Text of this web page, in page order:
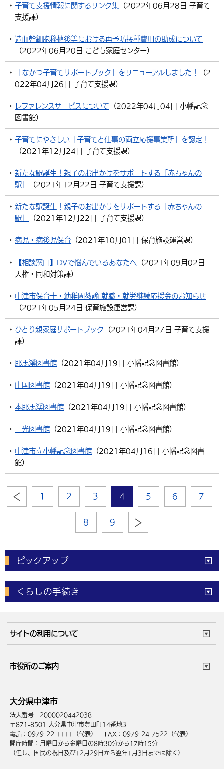
子育て支援情報に関するリンク集 （2022年06月28日 子育て
支援課）
造血幹細胞移植後等における再予防接種費用の助成について
（2022年06月20日 こども家庭センター）
「なかつ子育てサポートブック」をリニューアルしました！ （2
022年04月26日 子育て支援課）
レファレンスサービスについて （2022年04月04日 小幡記念
図書館）
子育てにやさしい「子育てと仕事の両立応援事業所」を認定！
（2021年12月24日 子育て支援課）
新たな駅誕生！親子のお出かけをサポートする「赤ちゃんの
駅」
（2021年12月22日 子育て支援課）
新たな駅誕生！親子のお出かけをサポートする「赤ちゃんの
駅」
（2021年12月22日 子育て支援課）
病児・病後児保育 （2021年10月01日 保育施設運営課）
【相談窓口】DVで悩んでいるあなたへ （2021年09月02日
人権・同和対策課）
中津市保育士・幼稚園教諭 就職・就労継続応援金のお知らせ
（2021年05月24日 保育施設運営課）
ひとり親家庭サポートブック （2021年04月27日 子育て支援
課）
耶馬溪図書館 （2021年04月19日 小幡記念図書館）
山国図書館 （2021年04月19日 小幡記念図書館）
本耶馬渓図書館 （2021年04月19日 小幡記念図書館）
三光図書館 （2021年04月19日 小幡記念図書館）
中津市立小幡記念図書館 （2021年04月16日 小幡記念図書
館）
1 2 3 4 5 6 7
8 9
ピックアップ
電子申請 窓口の混雑状況
体育施設予約状況 ご意見・ご要望
くらしの手続き
成人・仕事
住まい・引越 ごみ・環境
健康・医療 障がい・福祉
高齢・介護
サイトの利用について
サイトマップ
市役所のご案内
庁舎地図 組織案内
中津市へのアクセス
大分県中津市
法人番号 2000020442038
〒871-8501 大分県中津市豊田町14番地3
電話：0979-22-1111（代表）
FAX：0979-24-7522（代表）
開庁時間：月曜日から金曜日の8時30分から17時15分
（但し、国民の祝日及び12月29日から翌年1月3日までは除く）